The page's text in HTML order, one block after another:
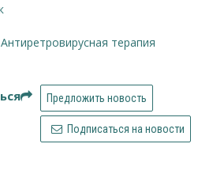
антиретровирусная терапия
Предложить новость
Подписаться на новости